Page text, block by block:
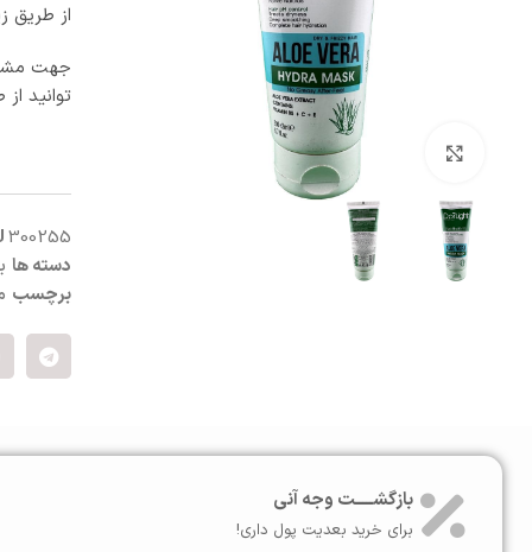
سفت کننده صورت
درمان منافذ باز
ست مراقبت صورت
پنبه و پد آرایش پاک کن
بزرگنمایی تصویر
از طریق
جهت
توانید
300255
دسته ها
برچسب
بازگشـــــت وجه آنی
برای خرید بعدیت پول داری!